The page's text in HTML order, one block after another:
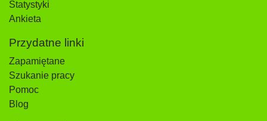
Statystyki
Ankieta
Przydatne linki
Zapamiętane
Szukanie pracy
Pomoc
Blog